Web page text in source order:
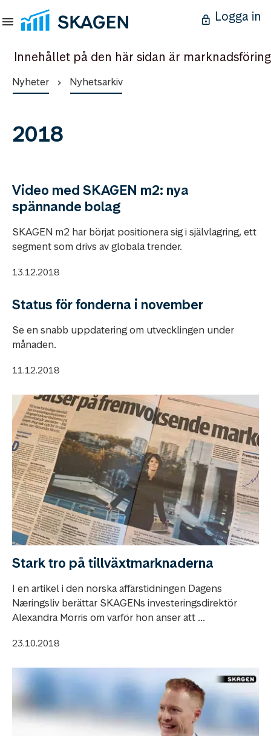
Logga in
Innehållet på den här sidan är marknadsföring
Nyheter Nyhetsarkiv
2018
Video med SKAGEN m2: nya
spännande bolag
SKAGEN m2 har börjat positionera sig i självlagring, ett
segment som drivs av globala trender.
13.12.2018
Status för fonderna i november
Se en snabb uppdatering om utvecklingen under
månaden.
11.12.2018
Stark tro på tillväxtmarknaderna
I en artikel i den norska affärstidningen Dagens
Næringsliv berättar SKAGENs investeringsdirektör
Alexandra Morris om varför hon anser att ...
23.10.2018